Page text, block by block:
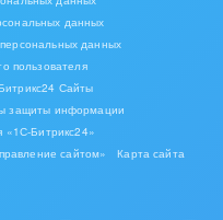
данных
данных
пользователя
Сайты
защиты информации
«1С-Битрикс24»
сайтом»
Карта сайта